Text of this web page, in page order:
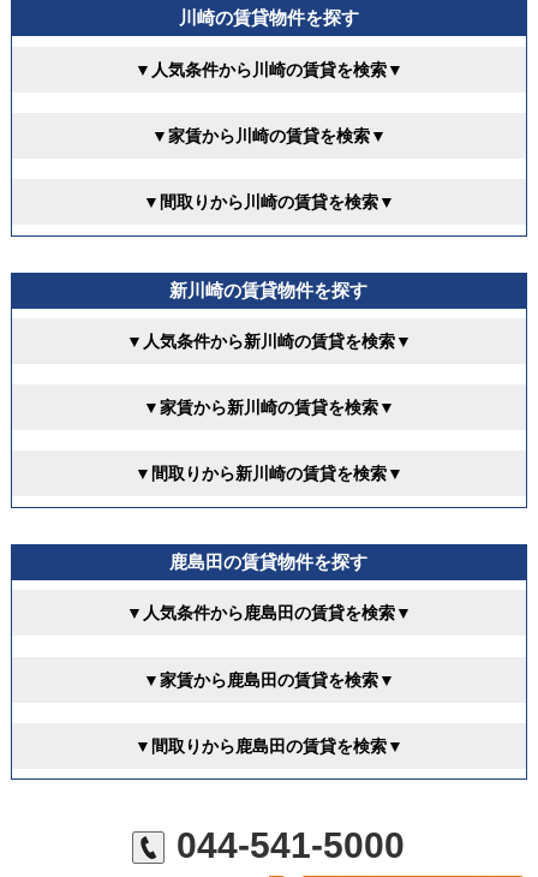
川崎の賃貸物件を探す
▼人気条件から川崎の賃貸を検索▼
▼家賃から川崎の賃貸を検索▼
▼間取りから川崎の賃貸を検索▼
新川崎の賃貸物件を探す
▼人気条件から新川崎の賃貸を検索▼
▼家賃から新川崎の賃貸を検索▼
▼間取りから新川崎の賃貸を検索▼
鹿島田の賃貸物件を探す
▼人気条件から鹿島田の賃貸を検索▼
▼家賃から鹿島田の賃貸を検索▼
▼間取りから鹿島田の賃貸を検索▼
044-541-5000